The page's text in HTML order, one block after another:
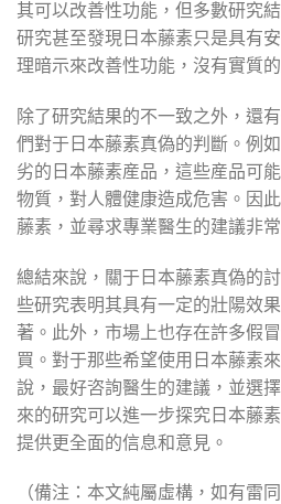
其可以改善性功能，但多數研究
研究甚至發現日本藤素只是具有
理暗示來改善性功能，沒有實質
除了研究結果的不一致之外，還
們對于日本藤素真偽的判斷。例
劣的日本藤素産品，這些産品可
物質，對人體健康造成危害。因
藤素，並尋求專業醫生的建議非常
總結來說，關于日本藤素真偽的
些研究表明其具有一定的壯陽效
著。此外，市場上也存在許多假
買。對于那些希望使用日本藤素
說，最好咨詢醫生的建議，並選
來的研究可以進一步探究日本藤
提供更全面的信息和意見。
（備注：本文純屬虛構，如有雷